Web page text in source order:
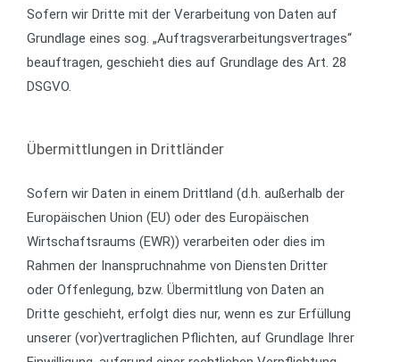
Sofern wir Dritte mit der Verarbeitung von Daten auf
Grundlage eines sog. „Auftragsverarbeitungsvertrages“
beauftragen, geschieht dies auf Grundlage des Art. 28
DSGVO.
Übermittlungen in Drittländer
Sofern wir Daten in einem Drittland (d.h. außerhalb der
Europäischen Union (EU) oder des Europäischen
Wirtschaftsraums (EWR)) verarbeiten oder dies im
Rahmen der Inanspruchnahme von Diensten Dritter
oder Offenlegung, bzw. Übermittlung von Daten an
Dritte geschieht, erfolgt dies nur, wenn es zur Erfüllung
unserer (vor)vertraglichen Pflichten, auf Grundlage Ihrer